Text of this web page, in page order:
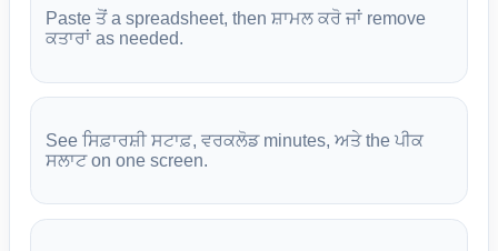
Paste ਤੋਂ a spreadsheet, then ਸ਼ਾਮਲ ਕਰੋ ਜਾਂ remove
ਕਤਾਰਾਂ as needed.
See ਸਿਫ਼ਾਰਸ਼ੀ ਸਟਾਫ਼, ਵਰਕਲੋਡ minutes, ਅਤੇ the ਪੀਕ
ਸਲਾਟ on one screen.